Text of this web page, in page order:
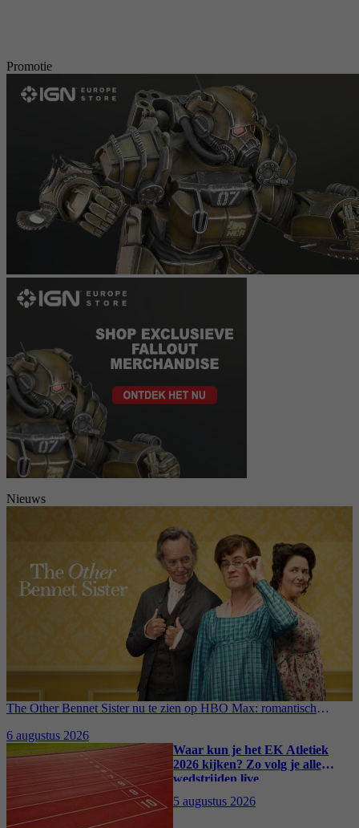
Promotie
Nieuws
The Other Bennet Sister nu te zien op HBO Max: romantisch
6 augustus 2026
Waar kun je het EK Atletiek
2026 kijken? Zo volg je alle
wedstrijden live
5 augustus 2026